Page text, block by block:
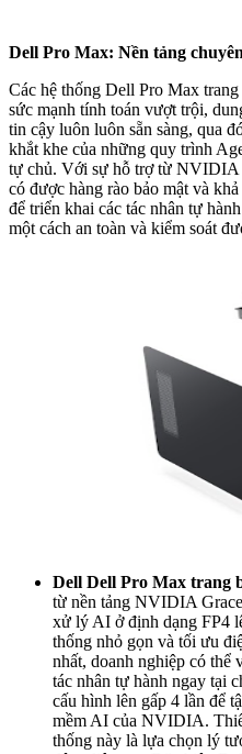
Dell Pro Max: Nền tảng
Các hệ thống Dell Pro Max
sức mạnh tính toán vượt trội,
tin cậy luôn luôn sẵn sàng, qua
khắt khe của những quy trình
tự chủ. Với sự hỗ trợ từ NVIDIA
có được hàng rào bảo mật và
để triển khai các tác nhân tự
một cách an toàn và kiểm soát
Dell Dell Pro Max trang
từ nền tảng NVIDIA
xử lý AI ở định dạng FP4
thống nhỏ gọn và tối ưu
nhất, doanh nghiệp có thể
tác nhân tự hành ngay tại
cấu hình lên gấp 4 lần để
mềm AI của NVIDIA.
thống này là lựa chọn lý